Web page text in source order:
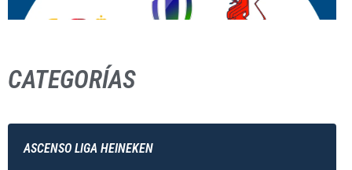
CATEGORÍAS
ASCENSO LIGA HEINEKEN